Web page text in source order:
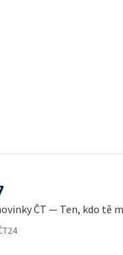
ČT — Ten, kdo